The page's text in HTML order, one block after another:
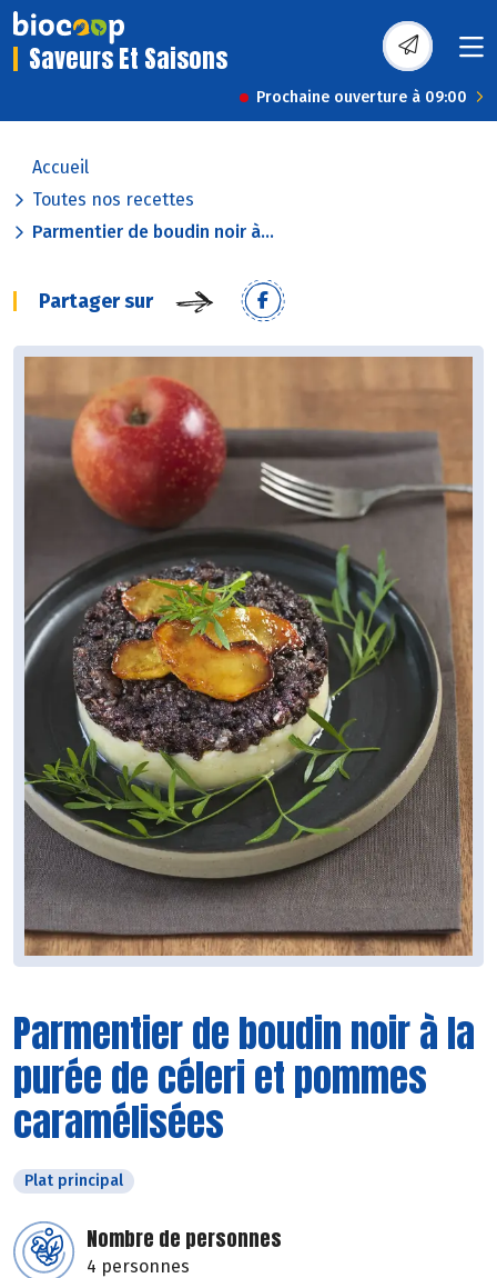
Saveurs Et Saisons
Prochaine ouverture à 09:00
Accueil
Toutes nos recettes
Parmentier de boudin noir à...
Partager sur
Parmentier de boudin noir à la
purée de céleri et pommes
caramélisées
Plat principal
Nombre de personnes
4 personnes